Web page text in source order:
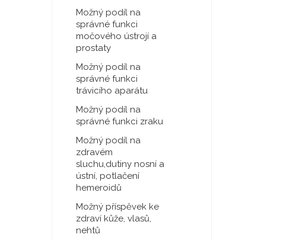
Možný podíl na
správné funkci
močového ústrojí a
prostaty
Možný podíl na
správné funkci
trávicího aparátu
Možný podíl na
správné funkci zraku
Možný podíl na
zdravém
sluchu,dutiny nosní a
ústní, potlačení
hemeroidů
Možný příspěvek ke
zdraví kůže, vlasů,
nehtů